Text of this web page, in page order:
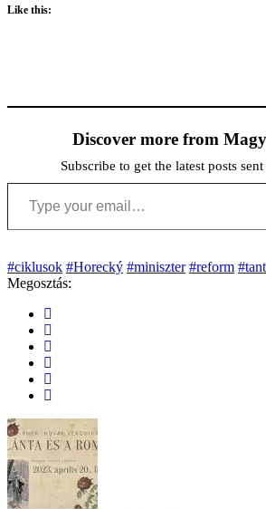
Like this:
Discover more from
Subscribe to get the latest posts
Type your email…
#ciklusok #Horecký #miniszter #reform
Megosztás: